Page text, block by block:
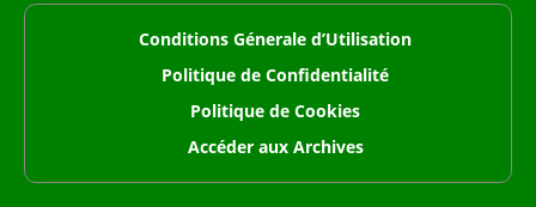
Conditions Génerale d’Utilisation
Politique de Confidentialité
Politique de Cookies
Accéder aux Archives